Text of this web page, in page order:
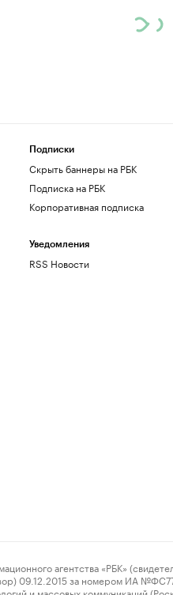
Подписки
Скрыть баннеры на РБК
Подписка на РБК
Корпоративная подписка
Уведомления
RSS Новости
агентства «РБК»
09.12.2015 за номером ИА